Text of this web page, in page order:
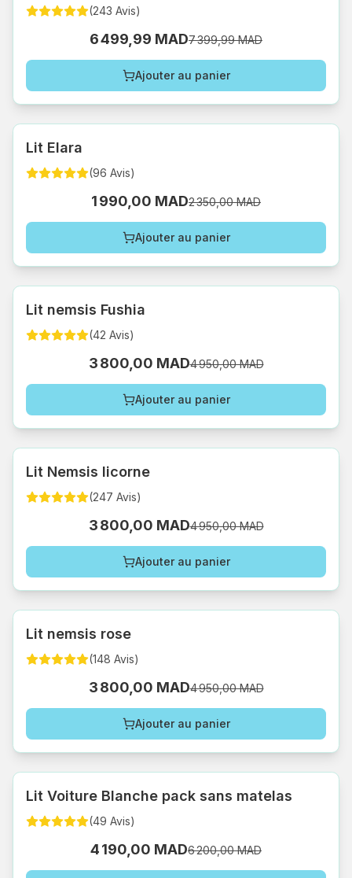
(243 Avis)
6 499,99 MAD7 399,99 MAD
Ajouter au panier
Lit Elara
(96 Avis)
1 990,00 MAD2 350,00 MAD
Ajouter au panier
Lit nemsis Fushia
(42 Avis)
3 800,00 MAD4 950,00 MAD
Ajouter au panier
Lit Nemsis licorne
(247 Avis)
3 800,00 MAD4 950,00 MAD
Ajouter au panier
Lit nemsis rose
(148 Avis)
3 800,00 MAD4 950,00 MAD
Ajouter au panier
Lit Voiture Blanche pack sans matelas
(49 Avis)
4 190,00 MAD6 200,00 MAD